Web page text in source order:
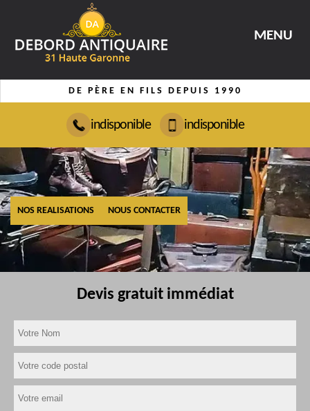
MENU
DE PÈRE EN FILS DEPUIS 1990
indisponible indisponible
NOS REALISATIONS NOUS CONTACTER
Devis gratuit immédiat